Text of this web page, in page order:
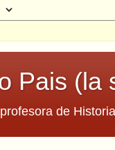
Pais (la
de